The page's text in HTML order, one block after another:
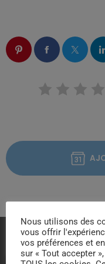
Nous utilisons des
vous offrir
vos préférences et
sur « Tout accepter